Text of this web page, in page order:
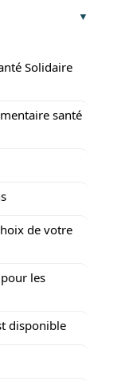
Solidaire
santé
de votre
les
disponible